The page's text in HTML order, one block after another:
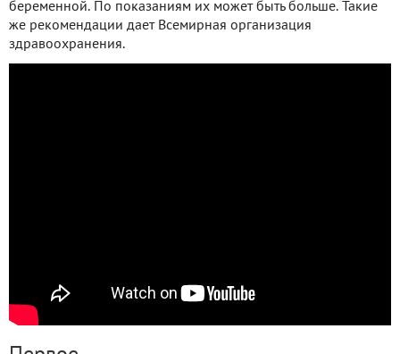
беременной. По показаниям их может быть больше. Такие
же рекомендации дает Всемирная организация
здравоохранения.